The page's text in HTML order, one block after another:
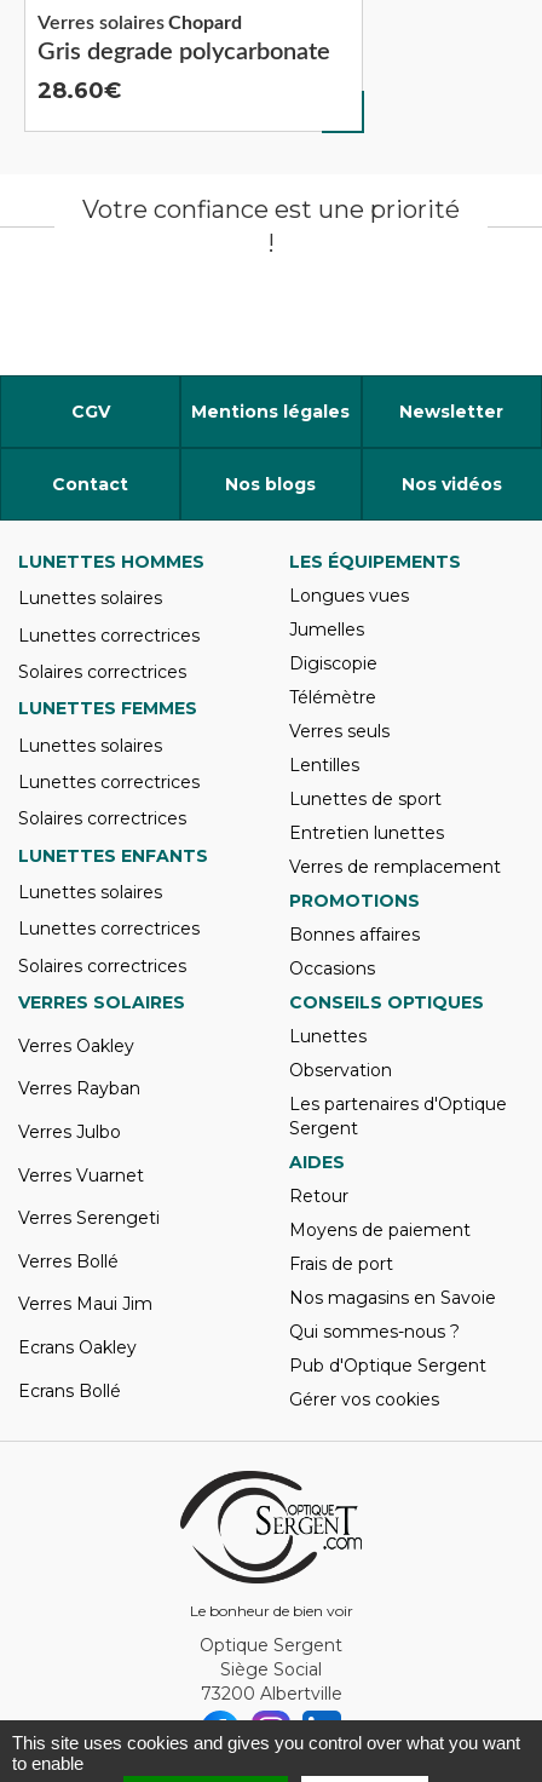
Gris degrade polycarbonate
Verres solairesChopard
28.60
Votre confiance est une priorité
!
CGV Mentions légales Newsletter
Contact Nos blogs Nos vidéos
Le bonheur de bien voir
LUNETTES HOMMES
Lunettes solaires
Lunettes correctrices
Solaires correctrices
LUNETTES FEMMES
Lunettes solaires
Lunettes correctrices
Solaires correctrices
LUNETTES ENFANTS
Lunettes solaires
Lunettes correctrices
Solaires correctrices
LES ÉQUIPEMENTS
Longues vues
Jumelles
Digiscopie
Télémètre
Verres seuls
Lentilles
Lunettes de sport
Entretien lunettes
Verres de remplacement
PROMOTIONS
Bonnes affaires
Occasions
VERRES SOLAIRES
Verres Oakley
Verres Rayban
Verres Julbo
Verres Vuarnet
Verres Serengeti
Verres Bollé
Verres Maui Jim
Ecrans Oakley
Ecrans Bollé
CONSEILS OPTIQUES
Lunettes
Observation
Les partenaires d'Optique
Sergent
AIDES
Retour
Moyens de paiement
Frais de port
Nos magasins en Savoie
Qui sommes-nous ?
Pub d'Optique Sergent
Gérer vos cookies
Optique Sergent
Siège Social
73200 Albertville
This site uses cookies and gives you control over what you want
to enable